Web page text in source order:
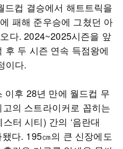
드컵 결승에서 해트트릭을
패해 준우승에 그쳤던 아
다. 2024~2025시즌을 앞
후 두 시즌 연속 득점왕에
이다.
이후 28년 만에 월드컵 무
의 스트라이커로 꼽히는
터 시티) 간의 ‘음란대
다. 195㎝의 큰 신장에도